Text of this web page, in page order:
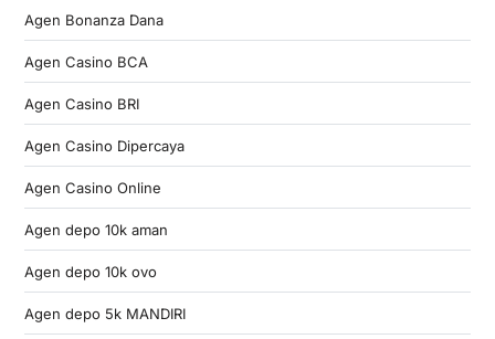
Agen Bonanza Dana
Agen Casino BCA
Agen Casino BRI
Agen Casino Dipercaya
Agen Casino Online
Agen depo 10k aman
Agen depo 10k ovo
Agen depo 5k MANDIRI